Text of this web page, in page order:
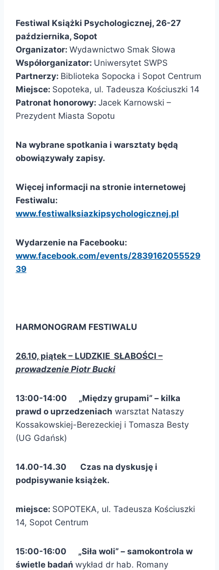
Festiwal Książki Psychologicznej, 26-27
października, Sopot
Organizator: Wydawnictwo Smak Słowa
Współorganizator: Uniwersytet SWPS
Partnerzy: Biblioteka Sopocka i Sopot Centrum
Miejsce: Sopoteka, ul. Tadeusza Kościuszki 14
Patronat honorowy: Jacek Karnowski –
Prezydent Miasta Sopotu
Na wybrane spotkania i warsztaty będą
obowiązywały zapisy.
Więcej informacji na stronie internetowej
Festiwalu:
www.festiwalksiazkipsychologicznej.pl
Wydarzenie na Facebooku:
www.facebook.com/events/2839162055529
39
HARMONOGRAM FESTIWALU
26.10, piątek – LUDZKIE SŁABOŚCI –
prowadzenie Piotr Bucki
13:00-14:00 „Między grupami” – kilka
prawd o uprzedzeniach warsztat Nataszy
Kossakowskiej-Berezeckiej i Tomasza Besty
(UG Gdańsk)
14.00-14.30 Czas na dyskusję i
podpisywanie książek.
miejsce: SOPOTEKA, ul. Tadeusza Kościuszki
14, Sopot Centrum
15:00-16:00 „Siła woli” – samokontrola w
świetle badań wykład dr hab. Romany